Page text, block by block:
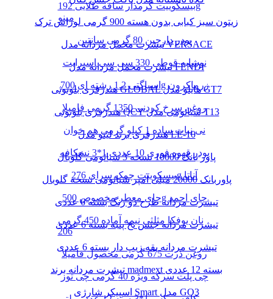
بیسکوییت کرمدار ساقه طلایی 192g
مینو
پودر دارچین 80 گرمی سانتین
نوشابه قوطی 330 سی سی اسپرایت
اسپاگتی 1.2 رشته ای 700g زرماکرون
روغن سرخ کردنی 1350 گرمی فامیلا
نی نبات ساده 1 کیلو گرمی هم خوان
پودر قهوه فوری 10 عددی 1*3 نسکافه
بیسکوییت چمک سرای 276g آناتا
چای معطر مخصوص 500g چای احمد
نان یوفکا مثلثی نیمه آماده 450 گرمی
206
روغن ذرت 675 گرمی محصول فامیلا
چی پلت سرکه ویژه 40 گرمی چی توز
زیتون سبز کبابی بدون هسته 900 گرمی لوراس ترک
تیشرت مخمل مردانه مدل VERSACE
تیشرت مخمل مردانه مدل FENDI
هندزفری بلوتوثی GLOBAL هایلو مدل GT7
هندزفری بلوتوثی QCY شیائومی مدل T13
هندزفری برند لیتو مدل LE-10
پاور بانک 10000 نسخه 3 شیائومی گلوبال
پاوربانک 20000 میلی آمپر شیائومی نسخه گلوبال
تیشرت مردانه طرح دو رنگ بسته 6 عددی
تیشرت مردانه جنس نخ پنبه بسته 6 عددی
تیشرت مردانه یقه زیپ دار بسته 6 عددی
تیشرت مردانه برند madmext بسته 12 عددی
اسپیکر شارژی Smart مدل GO3